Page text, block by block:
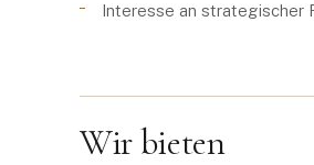
Interesse an strategischer
Wir bieten